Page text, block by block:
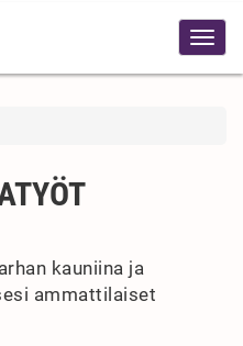
kauniina ja
ammattilaiset